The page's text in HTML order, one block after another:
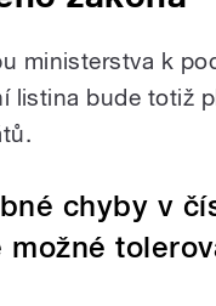
ministerstva k
listina bude totiž
chyby v